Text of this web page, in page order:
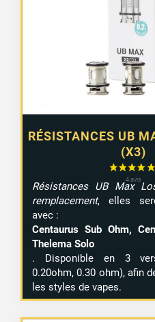
RÉSISTANCES UB
(X3)
Résistances UB Max
remplacement, elles
avec :
Centaurus Sub Ohm,
Thelema Solo
. Disponible en 3
0.20ohm, 0.30 ohm), afin
les styles de vapes.